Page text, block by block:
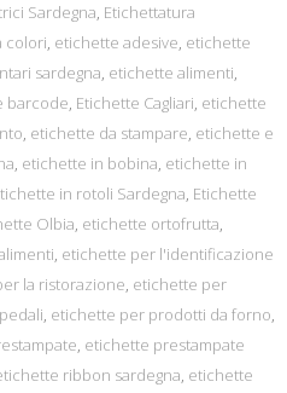
Sardegna, Etichettatura
colori, etichette adesive, etichette
sardegna, etichette alimenti,
barcode, Etichette Cagliari, etichette
, etichette da stampare, etichette e
, etichette in bobina, etichette in
in rotoli Sardegna, Etichette
Olbia, etichette ortofrutta,
, etichette per l'identificazione
la ristorazione, etichette per
, etichette per prodotti da forno,
, etichette prestampate
ribbon sardegna, etichette